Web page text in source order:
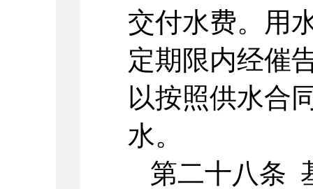
交付水费。用
定期限内经催
以按照供水合
水。
第二十八条